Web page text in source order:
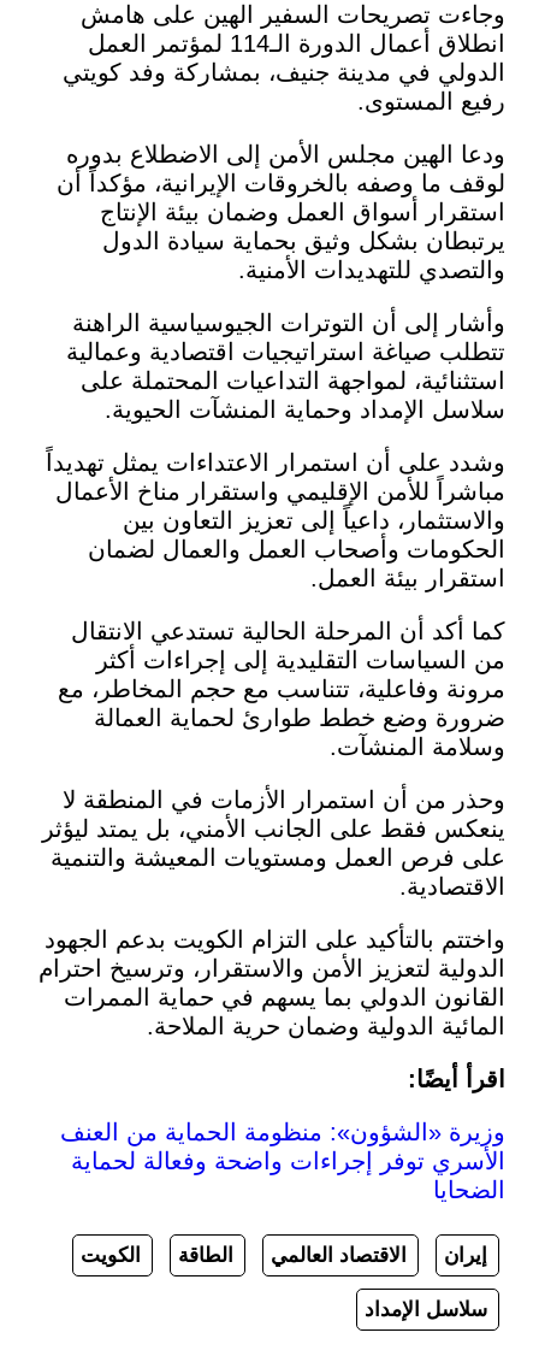
تصريحات السفير الهين على هامش
انطلاق أعمال الدورة الـ114 لمؤتمر العمل
في مدينة جنيف، بمشاركة وفد كويتي
المستوى.
مجلس الأمن إلى الاضطلاع بدوره
وصفه بالخروقات الإيرانية، مؤكداً أن
أسواق العمل وضمان بيئة الإنتاج
بشكل وثيق بحماية سيادة الدول
للتهديدات الأمنية.
إلى أن التوترات الجيوسياسية الراهنة
صياغة استراتيجيات اقتصادية وعمالية
لمواجهة التداعيات المحتملة على
الإمداد وحماية المنشآت الحيوية.
أن استمرار الاعتداءات يمثل تهديداً
للأمن الإقليمي واستقرار مناخ الأعمال
داعياً إلى تعزيز التعاون بين
وأصحاب العمل والعمال لضمان
بيئة العمل.
أن المرحلة الحالية تستدعي الانتقال
التقليدية إلى إجراءات أكثر
وفاعلية، تتناسب مع حجم المخاطر، مع
وضع خطط طوارئ لحماية العمالة
المنشآت.
أن استمرار الأزمات في المنطقة لا
فقط على الجانب الأمني، بل يمتد ليؤثر
العمل ومستويات المعيشة والتنمية
بالتأكيد على التزام الكويت بدعم الجهود
لتعزيز الأمن والاستقرار، وترسيخ احترام
الدولي بما يسهم في حماية الممرات
الدولية وضمان حرية الملاحة.
«الشؤون»: منظومة الحماية من العنف
توفر إجراءات واضحة وفعالة لحماية
الاقتصاد العالمي الطاقة الكويت
الإمداد